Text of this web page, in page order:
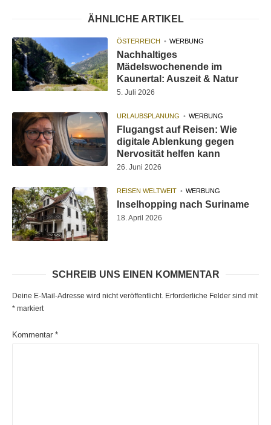
ÄHNLICHE ARTIKEL
ÖSTERREICH WERBUNG
Nachhaltiges
Mädelswochenende im
Kaunertal: Auszeit & Natur
5. Juli 2026
URLAUBSPLANUNG WERBUNG
Flugangst auf Reisen: Wie
digitale Ablenkung gegen
Nervosität helfen kann
26. Juni 2026
REISEN WELTWEIT WERBUNG
Inselhopping nach Suriname
18. April 2026
SCHREIB UNS EINEN KOMMENTAR
Deine E-Mail-Adresse wird nicht veröffentlicht. Erforderliche Felder sind mit
* markiert
Kommentar *